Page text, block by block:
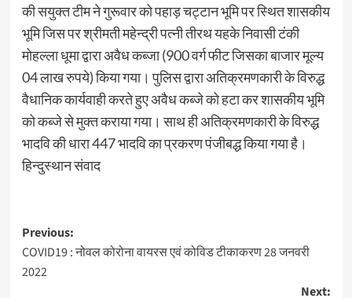
की सयुक्त टीम ने गुरूवार को पहाड़ चट्टान भूमि पर स्थित शासकीय
भूमि जिस पर श्रीमती महेन्द्री पत्नी तीरथ यहके निवासी टंकी
मोहल्ला धूमा द्वारा अवैध कब्जा (900 वर्ग फीट जिसका बाजार मूल्य
04 लाख रुपये) किया गया। पुलिस द्वारा अतिक्रमणकारी के विरुद्ध
वैधानिक कार्यवाही करते हुए अवैध कब्जे को हटा कर शासकीय भूमि
को कब्जे से मुक्त कराया गया। साथ ही अतिक्रमणकारी के विरुद्ध
भादवि की धारा 447 भादवि का प्रकरण पंजीबद्ध किया गया है।
हिन्दुस्थान संवाद
Post
navigation
Previous:
COVID19 : नोवल कोरोना वायरस एवं कोविड टीकाकरण 28 जनवरी
2022
Next: